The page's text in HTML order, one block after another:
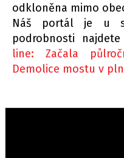
odkloněna mimo
Náš portál je u
podrobnosti
line: Začala
Demolice mostu v